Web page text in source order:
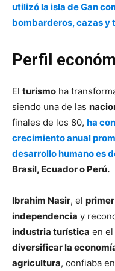
utilizó la isla de Gan
bombarderos, cazas y
Perfil
El turismo ha
siendo una de las
finales de los 80, ha
crecimiento anual
desarrollo humano es
Brasil, Ecuador o Perú.
Ibrahim Nasir, el
independencia y
industria turística en
diversificar la
agricultura, confiaba